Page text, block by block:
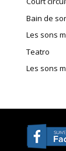
Bain de
Les sons
Teatro
Les sons